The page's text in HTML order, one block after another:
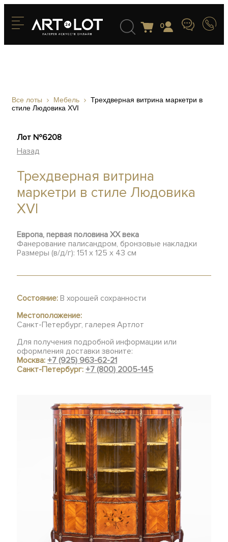
0
Все лоты Мебель
Трехдверная витрина маркетри в
стиле Людовика XVI
Лот №6208
Назад
Трехдверная витрина
маркетри в стиле Людовика
XVI
Европа, первая половина ХХ века
Фанерование палисандром, бронзовые накладки
Размеры (в/д/г): 151 х 125 х 43 см
Состояние: В хорошей сохранности
Местоположение:
Санкт-Петербург, галерея Артлот
Для получения подробной информации или
оформления доставки звоните:
Москва:+7 (925) 963-62-21
Санкт-Петербург:+7 (800) 2005-145